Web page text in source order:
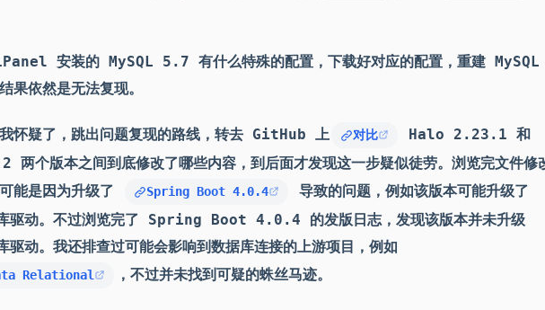
安装的 MySQL 5.7 有什么特殊的配置，下载好对应的配置，重建 MySQL
果依然是无法复现。
怀疑了，跳出问题复现的路线，转去 GitHub 上 对比
Halo 2.23.1 和
个版本之间到底修改了哪些内容，到后面才发现这一步疑似徒劳。浏览完文件修
能是因为升级了
Spring Boot 4.0.4
导致的问题，例如该版本可能升级了
驱动。不过浏览完了 Spring Boot 4.0.4 的发版日志，发现该版本并未升级
驱动。我还排查过可能会影响到数据库连接的上游项目，例如
Relational ，不过并未找到可疑的蛛丝马迹。